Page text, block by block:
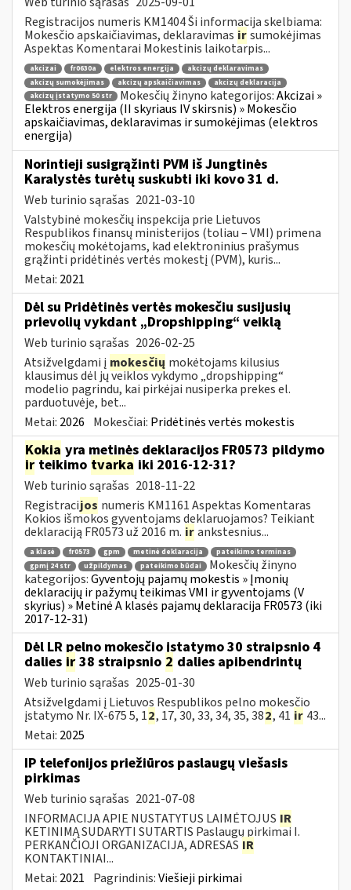
Registracijos numeris KM1404 Ši informacija skelbiama:
Mokesčio apskaičiavimas, deklaravimas irsumokėjimas
Aspektas Komentarai Mokestinis laikotarpis...
akcizai fr0630a elektros energija
akcizų deklaravimas
akcizų sumokėjimas
akcizų apskaičiavimas
akcizų deklaracija
akcizų įstatymo 50 str
Mokesčių žinyno kategorijos:Akcizai »
Elektros energija (II skyriaus IV skirsnis) » Mokesčio
apskaičiavimas, deklaravimas ir sumokėjimas (elektros
energija)
Norintieji susigrąžinti PVM iš Jungtinės
Karalystės turėtų suskubti iki kovo 31 d.
Web turinio sąrašas 2021-03-10
Valstybinė mokesčių inspekcija prie Lietuvos
Respublikos finansų ministerijos (toliau – VMI) primena
mokesčių mokėtojams, kad elektroninius prašymus
grąžinti pridėtinės vertės mokestį (PVM), kuris...
Metai: 2021
Dėl su Pridėtinės vertės mokesčiu susijusių
prievolių vykdant „Dropshipping“ veiklą
Web turinio sąrašas 2026-02-25
Atsižvelgdami į mokesčių mokėtojams kilusius
klausimus dėl jų veiklos vykdymo „dropshipping“
modelio pagrindu, kai pirkėjai nusiperka prekes el.
parduotuvėje, bet...
Metai: 2026 Mokesčiai: Pridėtinės vertės mokestis
Kokia yra metinės deklaracijos FR0573 pildymo
irteikimo tvarka iki 2016-12-31?
Web turinio sąrašas 2018-11-22
Registracijos numeris KM1161 Aspektas Komentaras
Kokios išmokos gyventojams deklaruojamos? Teikiant
deklaraciją FR0573 už 2016 m. irankstesnius...
a klasė fr0573 gpm metinė deklaracija
pateikimo terminas
gpmį 24 str
užpildymas pateikimo būdai
Mokesčių žinyno
kategorijos:Gyventojų pajamų mokestis » Įmonių
deklaracijų ir pažymų teikimas VMI ir gyventojams (V
skyrius) » Metinė A klasės pajamų deklaracija FR0573 (iki
2017-12-31)
Dėl LR pelno mokesčio įstatymo 30 straipsnio 4
dalies ir 38 straipsnio 2 dalies apibendrintų
Web turinio sąrašas 2025-01-30
Atsižvelgdami į Lietuvos Respublikos pelno mokesčio
įstatymo Nr. IX-675 5, 12, 17, 30, 33, 34, 35, 382, 41 ir 43...
Metai: 2025
IP telefonijos priežiūros paslaugų viešasis
pirkimas
Web turinio sąrašas 2021-07-08
INFORMACIJA APIE NUSTATYTUS LAIMĖTOJUS IR
KETINIMĄ SUDARYTI SUTARTIS Paslaugų pirkimai I.
PERKANČIOJI ORGANIZACIJA, ADRESAS IR
KONTAKTINIAI...
Metai: 2021 Pagrindinis:Viešieji pirkimai